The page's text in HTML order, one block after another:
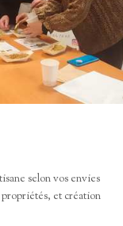
selon vos envies
et création